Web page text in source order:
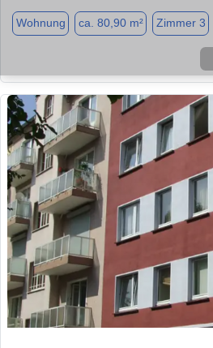
Wohnung ca. 80,90 m² Zimmer 3